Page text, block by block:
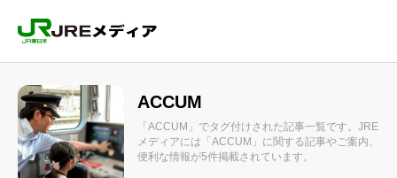
ACCUM
「ACCUM」でタグ付けされた記事一覧です。JRE
メディアには「ACCUM」に関する記事やご案内、
便利な情報が5件掲載されています。